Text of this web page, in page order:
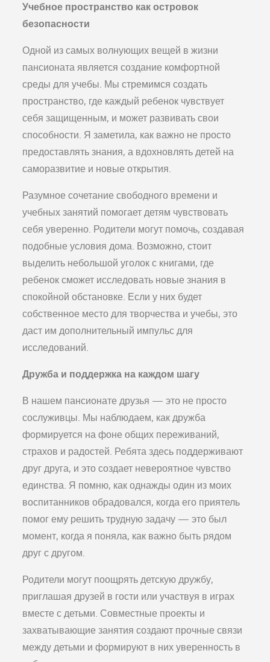
Учебное пространство как островок
безопасности
Одной из самых волнующих вещей в жизни
пансионата является создание комфортной
среды для учебы. Мы стремимся создать
пространство, где каждый ребенок чувствует
себя защищенным, и может развивать свои
способности. Я заметила, как важно не просто
предоставлять знания, а вдохновлять детей на
саморазвитие и новые открытия.
Разумное сочетание свободного времени и
учебных занятий помогает детям чувствовать
себя уверенно. Родители могут помочь, создавая
подобные условия дома. Возможно, стоит
выделить небольшой уголок с книгами, где
ребенок сможет исследовать новые знания в
спокойной обстановке. Если у них будет
собственное место для творчества и учебы, это
даст им дополнительный импульс для
исследований.
Дружба и поддержка на каждом шагу
В нашем пансионате друзья — это не просто
сослуживцы. Мы наблюдаем, как дружба
формируется на фоне общих переживаний,
страхов и радостей. Ребята здесь поддерживают
друг друга, и это создает невероятное чувство
единства. Я помню, как однажды один из моих
воспитанников обрадовался, когда его приятель
помог ему решить трудную задачу — это был
момент, когда я поняла, как важно быть рядом
друг с другом.
Родители могут поощрять детскую дружбу,
приглашая друзей в гости или участвуя в играх
вместе с детьми. Совместные проекты и
захватывающие занятия создают прочные связи
между детьми и формируют в них уверенность в